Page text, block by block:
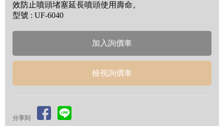
效防止噴頭堵塞延長噴頭使用壽命。
型號 : UF-6040
檢視詢價車
分享到